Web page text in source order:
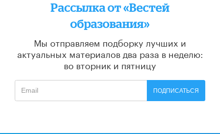
Рассылка от «Вестей
образования»
Мы отправляем подборку лучших и
актуальных материалов два раза в неделю:
во вторник и пятницу
ПОДПИСАТЬСЯ